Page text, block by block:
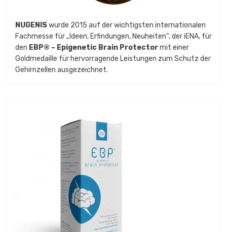
NUGENISwurde 2015 auf der wichtigsten internationalen
Fachmesse für „Ideen, Erfindungen, Neuheiten“, der iENA, für
den EBP® – Epigenetic Brain Protectormit einer
Goldmedaille für hervorragende Leistungen zum Schutz der
Gehirnzellen ausgezeichnet.